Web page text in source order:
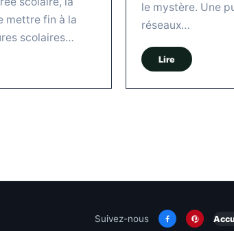
mettre fin à la
scolaires…
le mystère. Une
réseaux…
Lire
Suivez-nous